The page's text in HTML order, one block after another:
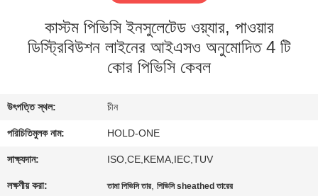
কারখানা
ভ্রমণ
নিয়ন্ত্রণ
যোগাযোগ
করুন
কাস্টম পিভিসি ইনসুলেটেড ওয়্যার, পাওয়ার
ডিস্ট্রিবিউশন লাইনের আইএসও অনুমোদিত 4 টি
কোর পিভিসি কেবল
উৎপত্তি স্থল: চীন
পরিচিতিমুলক নাম: HOLD-ONE
সাক্ষ্যদান: ISO,CE,KEMA,IEC,TUV
লক্ষণীয় করা: তামা পিভিসি তার,পিভিসি sheathed তারের